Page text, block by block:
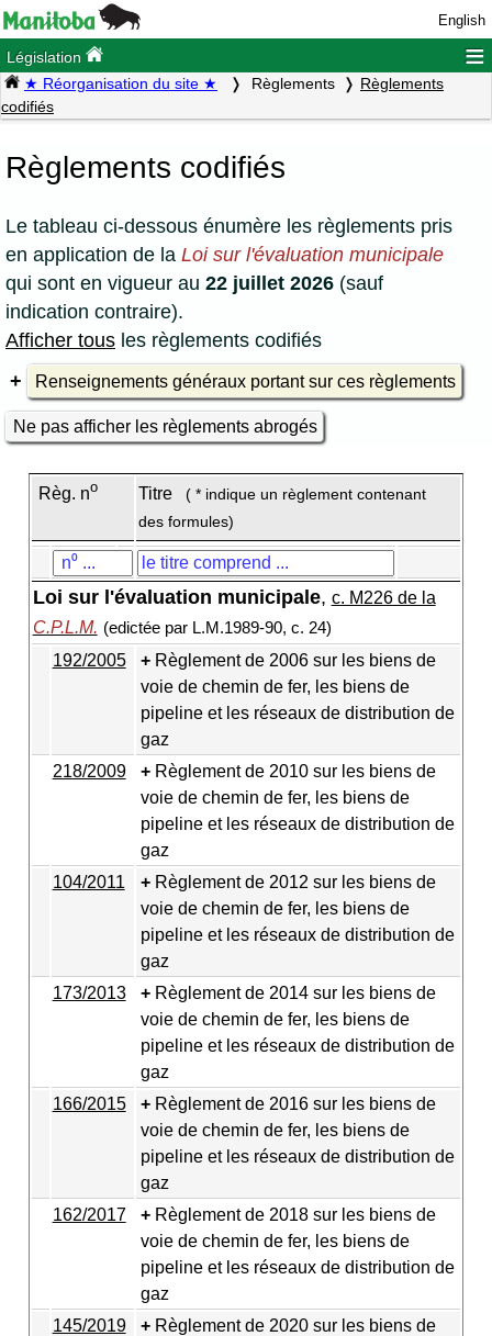
English
Législation ≡
★ Réorganisation du site ★ Règlements
Règlements
codifiés
Règlements codifiés
Le tableau ci-dessous énumère les règlements pris
en application de la Loi sur l'évaluation municipale
qui sont en vigueur au 22 juillet 2026 (sauf
indication contraire).
Afficher tous les règlements codifiés
Renseignements généraux portant sur ces règlements
Ne pas afficher les règlements abrogés
Règ. no Titre
( * indique un règlement contenant
des formules)
Loi sur l'évaluation municipale, c. M226 de la
C.P.L.M. (edictée par L.M.1989-90, c. 24)
192/2005
Règlement de 2006 sur les biens de
voie de chemin de fer, les biens de
pipeline et les réseaux de distribution de
gaz
218/2009
Règlement de 2010 sur les biens de
voie de chemin de fer, les biens de
pipeline et les réseaux de distribution de
gaz
104/2011
Règlement de 2012 sur les biens de
voie de chemin de fer, les biens de
pipeline et les réseaux de distribution de
gaz
173/2013
Règlement de 2014 sur les biens de
voie de chemin de fer, les biens de
pipeline et les réseaux de distribution de
gaz
166/2015
Règlement de 2016 sur les biens de
voie de chemin de fer, les biens de
pipeline et les réseaux de distribution de
gaz
162/2017
Règlement de 2018 sur les biens de
voie de chemin de fer, les biens de
pipeline et les réseaux de distribution de
gaz
145/2019
Règlement de 2020 sur les biens de